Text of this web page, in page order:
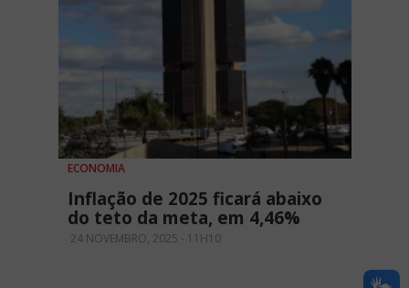
ECONOMIA
Inflação de 2025 ficará abaixo
do teto da meta, em 4,46%
24 NOVEMBRO, 2025 - 11H10